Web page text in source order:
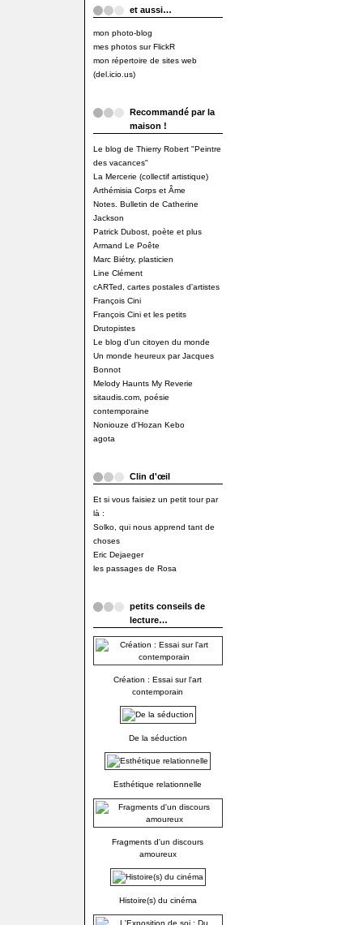
et aussi…
mon photo-blog
mes photos sur FlickR
mon répertoire de sites web
(del.icio.us)
Recommandé par la
maison !
Le blog de Thierry Robert "Peintre
des vacances"
La Mercerie (collectif artistique)
Arthémisia Corps et Âme
Notes. Bulletin de Catherine
Jackson
Patrick Dubost, poète et plus
Armand Le Poête
Marc Biétry, plasticien
Line Clément
cARTed, cartes postales d'artistes
François Cini
François Cini et les petits
Drutopistes
Le blog d'un citoyen du monde
Un monde heureux par Jacques
Bonnot
Melody Haunts My Reverie
sitaudis.com, poésie
contemporaine
Noniouze d'Hozan Kebo
agota
Clin d'œil
Et si vous faisiez un petit tour par
là :
Solko, qui nous apprend tant de
choses
Eric Dejaeger
les passages de Rosa
petits conseils de
lecture…
Création : Essai sur l'art
contemporain
De la séduction
Esthétique relationnelle
Fragments d'un discours
amoureux
Histoire(s) du cinéma